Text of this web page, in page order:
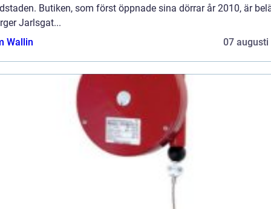
Butiken, som först öppnade sina dörrar år 2010, är
Jarlsgat...
Wallin
07 augusti